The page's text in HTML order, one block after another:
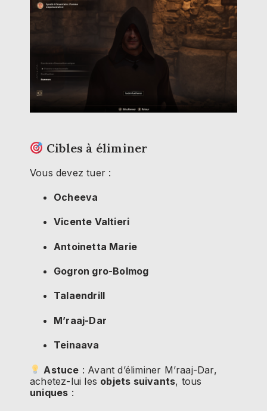
Cibles à éliminer
Vous devez tuer :
Ocheeva
Vicente Valtieri
Antoinetta Marie
Gogron gro-Bolmog
Talaendrill
M’raaj-Dar
Teinaava
Astuce : Avant d’éliminer M’raaj-Dar,
achetez-lui les objets suivants, tous
uniques :